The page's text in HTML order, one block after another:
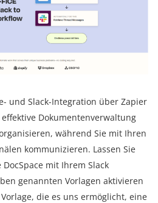
und Slack-Integration über Zapier
Dokumentenverwaltung
während Sie mit Ihren
kommunizieren. Lassen Sie
mit Ihrem Slack
genannten Vorlagen aktivieren
die es uns ermöglicht, eine